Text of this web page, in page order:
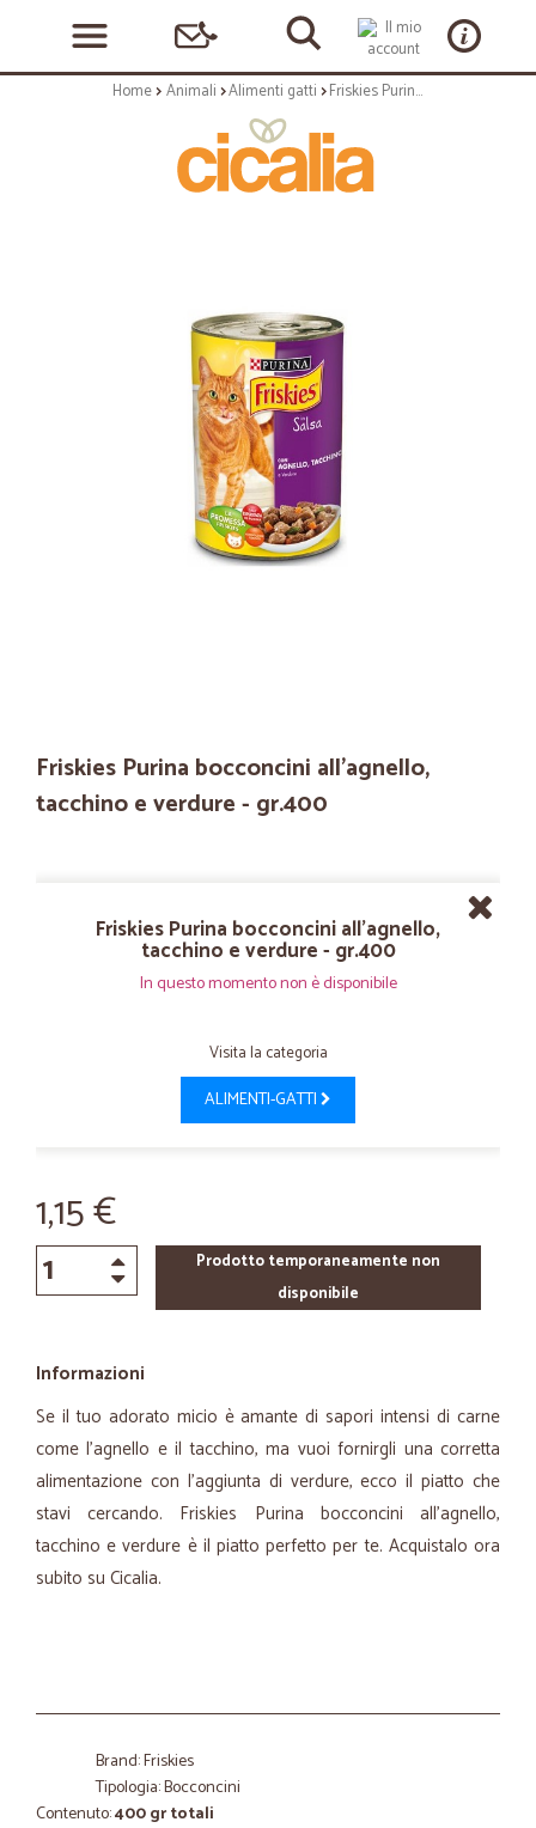
Home Animali Alimenti gatti Friskies Purina bocconcini all'agnello, tacchino e verdure - gr.400
Friskies Purina bocconcini all'agnello,
tacchino e verdure - gr.400
Friskies Purina bocconcini all'agnello,
tacchino e verdure - gr.400
In questo momento non è disponibile
Visita la categoria
ALIMENTI-GATTI
1,15 €
Prodotto temporaneamente non
disponibile
Informazioni
Se il tuo adorato micio è amante di sapori intensi di carne
come l'agnello e il tacchino, ma vuoi fornirgli una corretta
alimentazione con l'aggiunta di verdure, ecco il piatto che
stavi cercando. Friskies Purina bocconcini all'agnello,
tacchino e verdure è il piatto perfetto per te. Acquistalo ora
subito su Cicalia.
Brand: Friskies
Tipologia: Bocconcini
Contenuto:400 gr totali